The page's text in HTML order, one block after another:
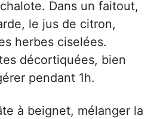
Dans un faitout,
le jus de citron,
herbes ciselées.
décortiquées, bien
pendant 1h.
à beignet, mélanger la